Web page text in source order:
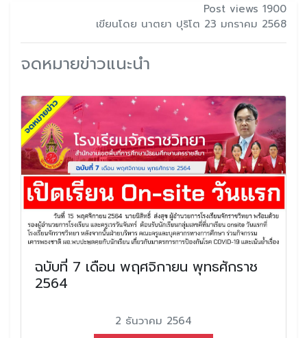
Post views 1900
เขียนโดย นาตยา ปุริโต 23 มกราคม 2568
จดหมายข่าวแนะนำ
ฉบับที่ 7 เดือน พฤศจิกายน พุทธศักราช
2564
2 ธันวาคม 2564